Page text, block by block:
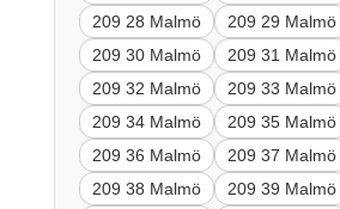
209 28 Malmö
209 29 Malmö
209 30 Malmö
209 31 Malmö
209 32 Malmö
209 33 Malmö
209 34 Malmö
209 35 Malmö
209 36 Malmö
209 37 Malmö
209 38 Malmö
209 39 Malmö